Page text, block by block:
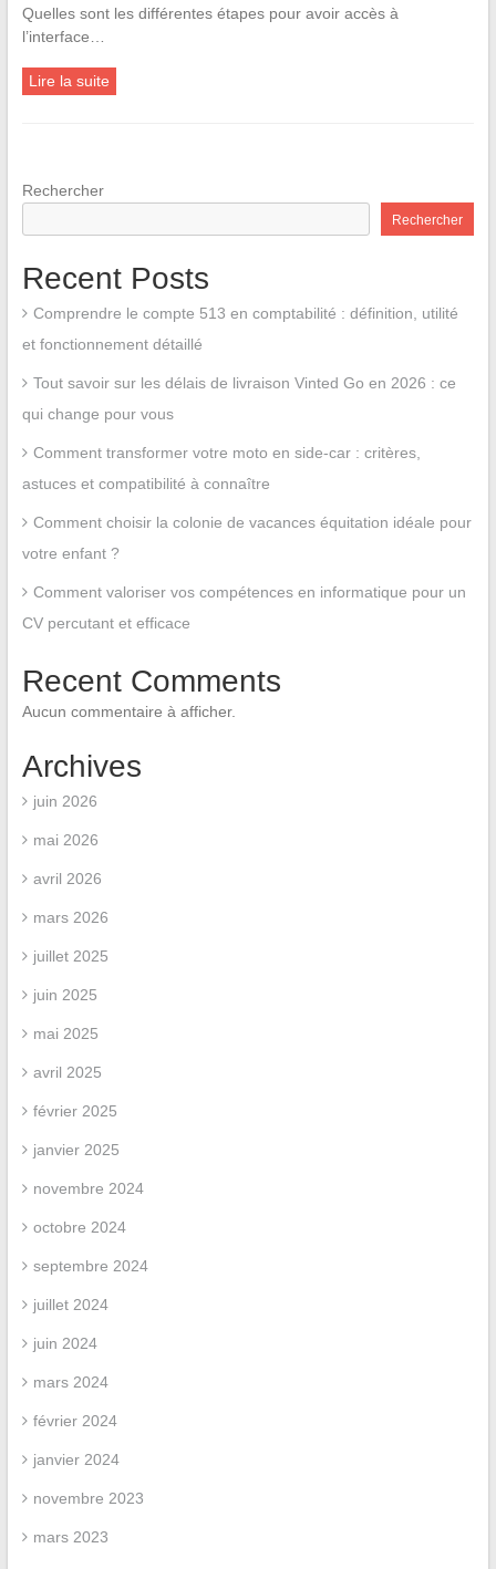
Quelles sont les différentes étapes pour avoir accès à
l’interface…
Lire la suite
Rechercher
Rechercher
Recent Posts
Comprendre le compte 513 en comptabilité : définition, utilité
et fonctionnement détaillé
Tout savoir sur les délais de livraison Vinted Go en 2026 : ce
qui change pour vous
Comment transformer votre moto en side-car : critères,
astuces et compatibilité à connaître
Comment choisir la colonie de vacances équitation idéale pour
votre enfant ?
Comment valoriser vos compétences en informatique pour un
CV percutant et efficace
Recent Comments
Aucun commentaire à afficher.
Archives
juin 2026
mai 2026
avril 2026
mars 2026
juillet 2025
juin 2025
mai 2025
avril 2025
février 2025
janvier 2025
novembre 2024
octobre 2024
septembre 2024
juillet 2024
juin 2024
mars 2024
février 2024
janvier 2024
novembre 2023
mars 2023